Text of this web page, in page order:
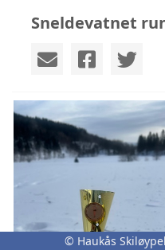
Sneldevatnet
© Haukås